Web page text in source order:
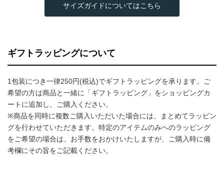
サイズガイドについてはこちら
ギフトラッピングについて
1包装につき一律250円(税込)でギフトラッピングを承ります。ご
希望の方は商品と一緒に「ギフトラッピング」をショッピングカ
ートに追加し、ご購入ください。
※商品を同時に複数ご購入いただいた場合には、まとめてラッピン
グを行わせていただきます。特定のアイテムのみへのラッピング
をご希望の場合は、お手数をおかけいたしますが、ご購入時に備
考欄にその旨をご記載ください。